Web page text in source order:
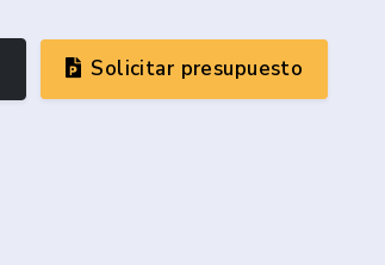
Solicitar presupuesto